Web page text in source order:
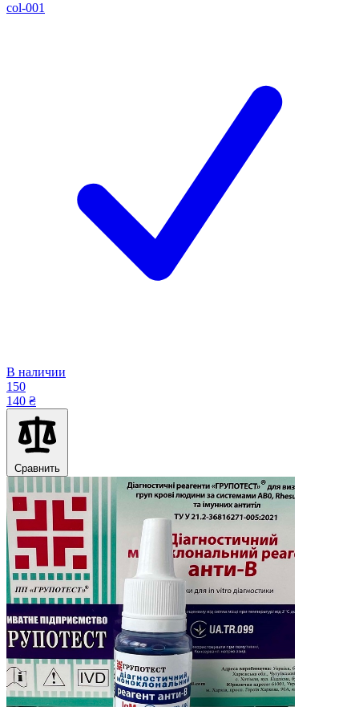
col-001
В наличии
150
140 ₴
Сравнить